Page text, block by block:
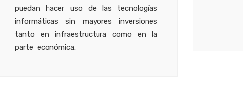
puedan hacer uso de las tecnologías
informáticas sin mayores inversiones
tanto en infraestructura como en la
parte económica.